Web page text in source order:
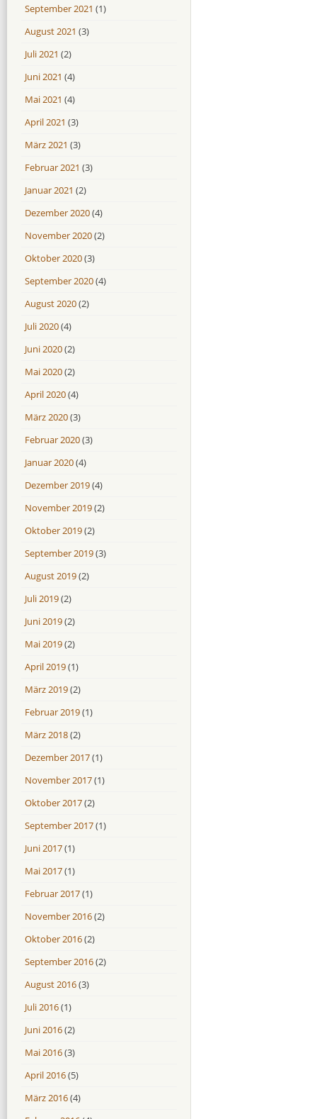
September 2021 (1)
August 2021 (3)
Juli 2021 (2)
Juni 2021 (4)
Mai 2021 (4)
April 2021 (3)
März 2021 (3)
Februar 2021 (3)
Januar 2021 (2)
Dezember 2020(4)
November 2020(2)
Oktober 2020(3)
September 2020(4)
August 2020(2)
Juli 2020(4)
Juni 2020(2)
Mai 2020(2)
April 2020(4)
März 2020(3)
Februar 2020(3)
Januar 2020(4)
Dezember 2019(4)
November 2019(2)
Oktober 2019(2)
September 2019(3)
August 2019(2)
Juli 2019(2)
Juni 2019(2)
Mai 2019(2)
April 2019(1)
März 2019(2)
Februar 2019(1)
März 2018(2)
Dezember 2017(1)
November 2017(1)
Oktober 2017(2)
September 2017(1)
Juni 2017(1)
Mai 2017(1)
Februar 2017(1)
November 2016(2)
Oktober 2016(2)
September 2016(2)
August 2016(3)
Juli 2016(1)
Juni 2016(2)
Mai 2016(3)
April 2016(5)
März 2016(4)